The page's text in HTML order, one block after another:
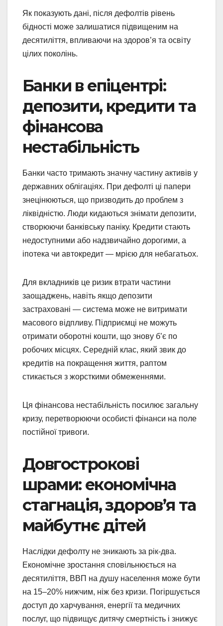
Як показують дані, після дефолтів рівень
бідності може залишатися підвищеним на
десятиліття, впливаючи на здоров’я та освіту
цілих поколінь.
Банки в епіцентрі:
депозити, кредити та
фінансова
нестабільність
Банки часто тримають значну частину активів у
державних облігаціях. При дефолті ці папери
знецінюються, що призводить до проблем з
ліквідністю. Люди кидаються знімати депозити,
створюючи банківську паніку. Кредити стають
недоступними або надзвичайно дорогими, а
іпотека чи автокредит — мрією для небагатьох.
Для вкладників це ризик втрати частини
заощаджень, навіть якщо депозити
застраховані — система може не витримати
масового відпливу. Підприємці не можуть
отримати оборотні кошти, що знову б’є по
робочих місцях. Середній клас, який звик до
кредитів на покращення життя, раптом
стикається з жорсткими обмеженнями.
Ця фінансова нестабільність посилює загальну
кризу, перетворюючи особисті фінанси на поле
постійної тривоги.
Довгострокові
шрами: економічна
стагнація, здоров’я та
майбутнє дітей
Наслідки дефолту не зникають за рік-два.
Економічне зростання сповільнюється на
десятиліття, ВВП на душу населення може бути
на 15–20% нижчим, ніж без кризи. Погіршується
доступ до харчування, енергії та медичних
послуг, що підвищує дитячу смертність і знижує